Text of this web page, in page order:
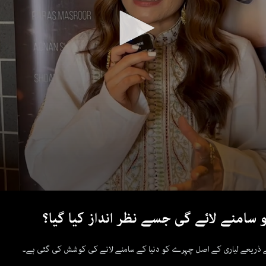
سامنے لائے گی جسے نظر انداز کیا گیا؟
کے ذریعے لیاری کے اصل چہرے کو دنیا کے سامنے لانے کی کوشش کی گئی ہے۔